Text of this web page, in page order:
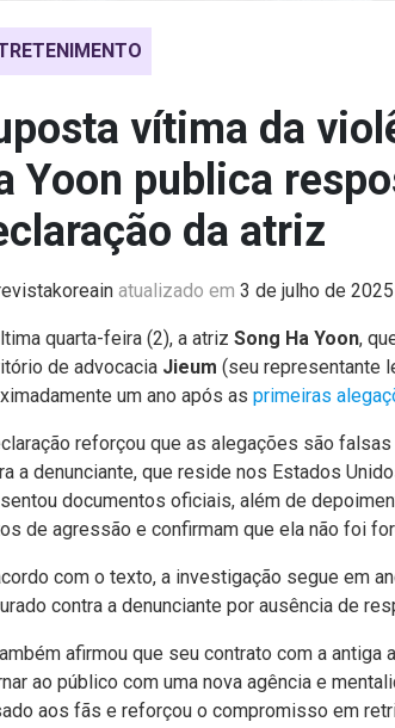
vítima da
Yoon publica
da atriz
atualizado em 3 de julho de 2025
quarta-feira (2), a atriz Song Ha Yoon,
de advocacia Jieum (seu representante
um ano após as primeiras
reforçou que as alegações são
a denunciante, que reside nos Estados
documentos oficiais, além de
de agressão e confirmam que ela não foi
com o texto, a investigação segue em
contra a denunciante por ausência de
afirmou que seu contrato com a
ao público com uma nova agência e
aos fãs e reforçou o compromisso em